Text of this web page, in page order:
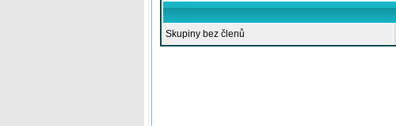
Skupiny bez členů